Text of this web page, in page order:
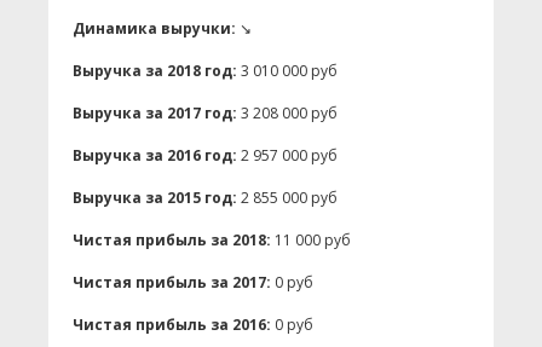
Динамика выручки: ↘
Выручка за 2018 год: 3 010 000 руб
Выручка за 2017 год: 3 208 000 руб
Выручка за 2016 год: 2 957 000 руб
Выручка за 2015 год: 2 855 000 руб
Чистая прибыль за 2018: 11 000 руб
Чистая прибыль за 2017: 0 руб
Чистая прибыль за 2016: 0 руб